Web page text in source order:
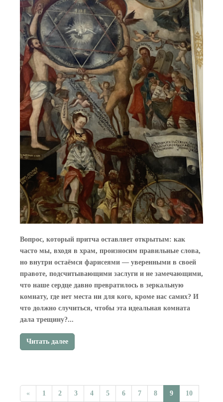
Вопрос, который притча оставляет открытым: как
часто мы, входя в храм, произносим правильные слова,
но внутри остаёмся фарисеями — уверенными в своей
правоте, подсчитывающими заслуги и не замечающими,
что наше сердце давно превратилось в зеркальную
комнату, где нет места ни для кого, кроме нас самих? И
что должно случиться, чтобы эта идеальная комната
дала трещину?...
Читать далее
« 1 2 3 4 5 6 7 8 9 10